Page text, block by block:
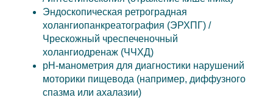
Эндоскопическая ретроградная
холангиопанкреатография (ЭРХПГ) /
Чрескожный чреспеченочный
холангиодренаж (ЧЧХД)
pH-манометрия для диагностики нарушений
моторики пищевода (например, диффузного
спазма или ахалазии)